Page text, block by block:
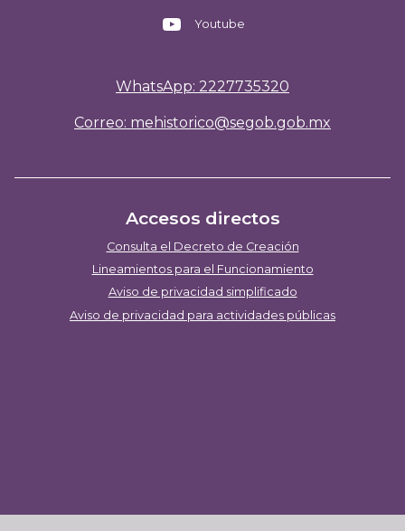
Youtube
WhatsApp: 2227735320
Correo: mehistorico@segob.gob.mx
Accesos directos
Consulta el Decreto de Creación
Lineamientos para el Funcionamiento
Aviso de privacidad simplificado
Aviso de privacidad para actividades públicas